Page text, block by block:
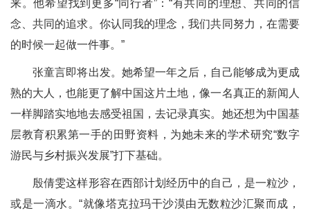
来。他希望找到更多“同行者”：“有共同的理想、共同的信
念、共同的追求。你认同我的理念，我们共同努力，在需要
的时候一起做一件事。”
张童言即将出发。她希望一年之后，自己能够成为更成
熟的大人，也能更了解中国这片土地，像一名真正的新闻人
一样脚踏实地地去感受祖国，去记录真实。她还想为中国基
层教育积累第一手的田野资料，为她未来的学术研究“数字
游民与乡村振兴发展”打下基础。
殷倩雯这样形容在西部计划经历中的自己，是一粒沙，
或是一滴水。“就像塔克拉玛干沙漠由无数粒沙汇聚而成，